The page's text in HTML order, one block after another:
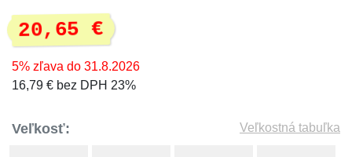
20,65 €
5% zľava do 31.8.2026
16,79 € bez DPH 23%
Veľkosť: Veľkostná tabuľka